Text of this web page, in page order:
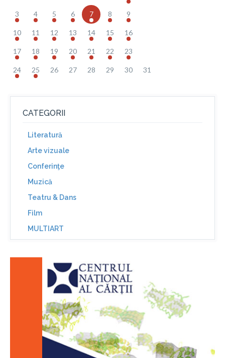
3 4 5 6 7 8 9
10 11 12 13 14 15 16
17 18 19 20 21 22 23
24 25 26 27 28 29 30 31
CATEGORII
Literatură
Arte vizuale
Conferinţe
Muzică
Teatru & Dans
Film
MULTIART